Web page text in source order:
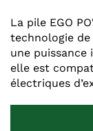
La pile EGO
technologie
une
elle est
électriques